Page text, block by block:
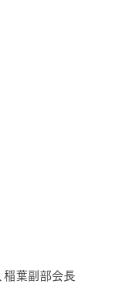
稲葉副部会長